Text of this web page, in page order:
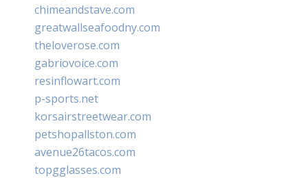
chimeandstave.com
greatwallseafoodny.com
theloverose.com
gabriovoice.com
resinflowart.com
p-sports.net
korsairstreetwear.com
petshopallston.com
avenue26tacos.com
topgglasses.com